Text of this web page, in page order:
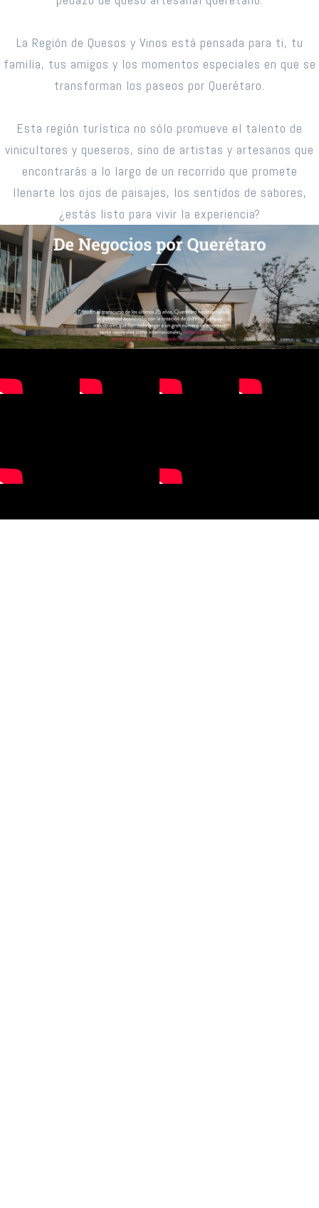
La Región de Quesos y Vinos está pensada para ti, tu
familia, tus amigos y los momentos especiales en que se
transforman los paseos por Querétaro.
Esta región turística no sólo promueve el talento de
vinicultores y queseros, sino de artistas y artesanos que
encontrarás a lo largo de un recorrido que promete
llenarte los ojos de paisajes, los sentidos de sabores,
¿estás listo para vivir la experiencia?